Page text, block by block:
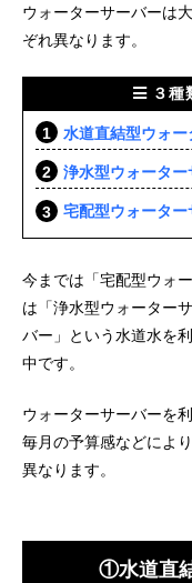
ウォーターサーバーは
ぞれ異なります。
３種
水道直結型ウォ
浄水型ウォータ
宅配型ウォータ
今までは「宅配型ウォ
は「浄水型ウォーター
バー」という水道水を
中です。
ウォーターサーバーを
毎月の予算感などによ
異なります。
①水道直